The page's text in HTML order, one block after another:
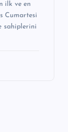
ilk ve en
Cumartesi
sahiplerini